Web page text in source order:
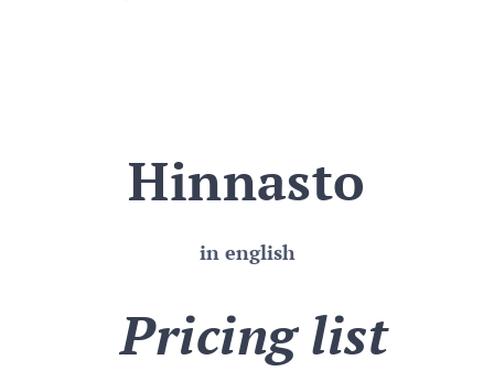
Hinnasto
in english
Pricing list